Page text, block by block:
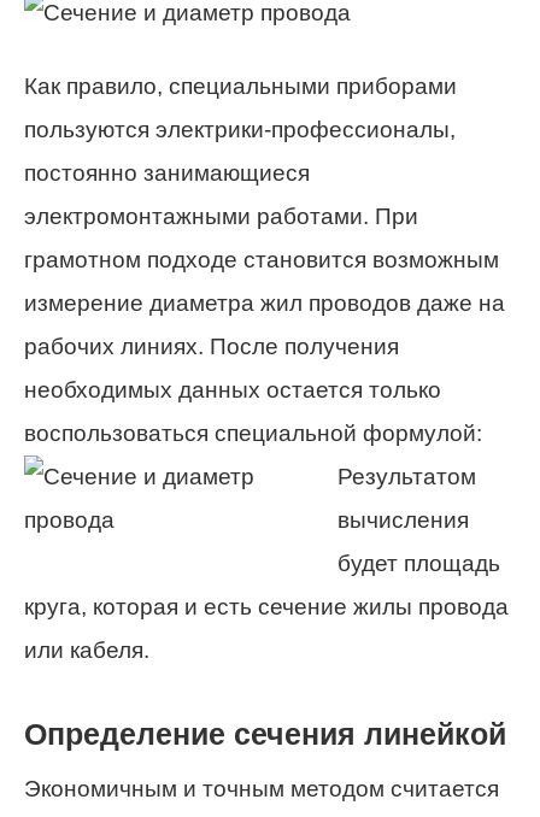
Как правило, специальными приборами
пользуются электрики-профессионалы,
постоянно занимающиеся
электромонтажными работами. При
грамотном подходе становится возможным
измерение диаметра жил проводов даже на
рабочих линиях. После получения
необходимых данных остается только
воспользоваться специальной формулой:
Результатом
вычисления
будет площадь
круга, которая и есть сечение жилы провода
или кабеля.
Определение сечения линейкой
Экономичным и точным методом считается